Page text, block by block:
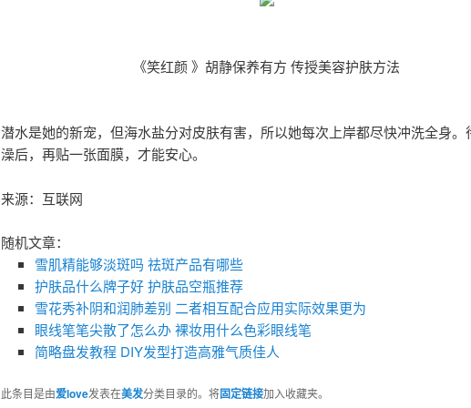
《笑红颜 》胡静保养有方 传授美容护肤方法
潜水是她的新宠，但海水盐分对皮肤有害，所以她每次上岸都尽快冲洗全身。
澡后，再贴一张面膜，才能安心。
来源：互联网
随机文章：
雪肌精能够淡斑吗 祛斑产品有哪些
护肤品什么牌子好 护肤品空瓶推荐
雪花秀补阴和润肺差别 二者相互配合应用实际效果更为
眼线笔笔尖散了怎么办 裸妆用什么色彩眼线笔
简略盘发教程 DIY发型打造高雅气质佳人
此条目是由爱love发表在美发分类目录的。将固定链接加入收藏夹。